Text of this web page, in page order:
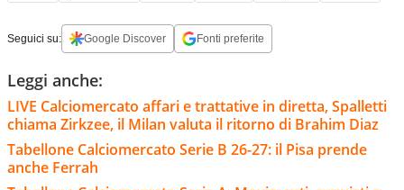
Seguici su: Google Discover Fonti preferite
Leggi anche:
LIVE Calciomercato affari e trattative in diretta, Spalletti
chiama Zirkzee, il Milan valuta il ritorno di Brahim Diaz
Tabellone Calciomercato Serie B 26-27: il Pisa prende
anche Ferrah